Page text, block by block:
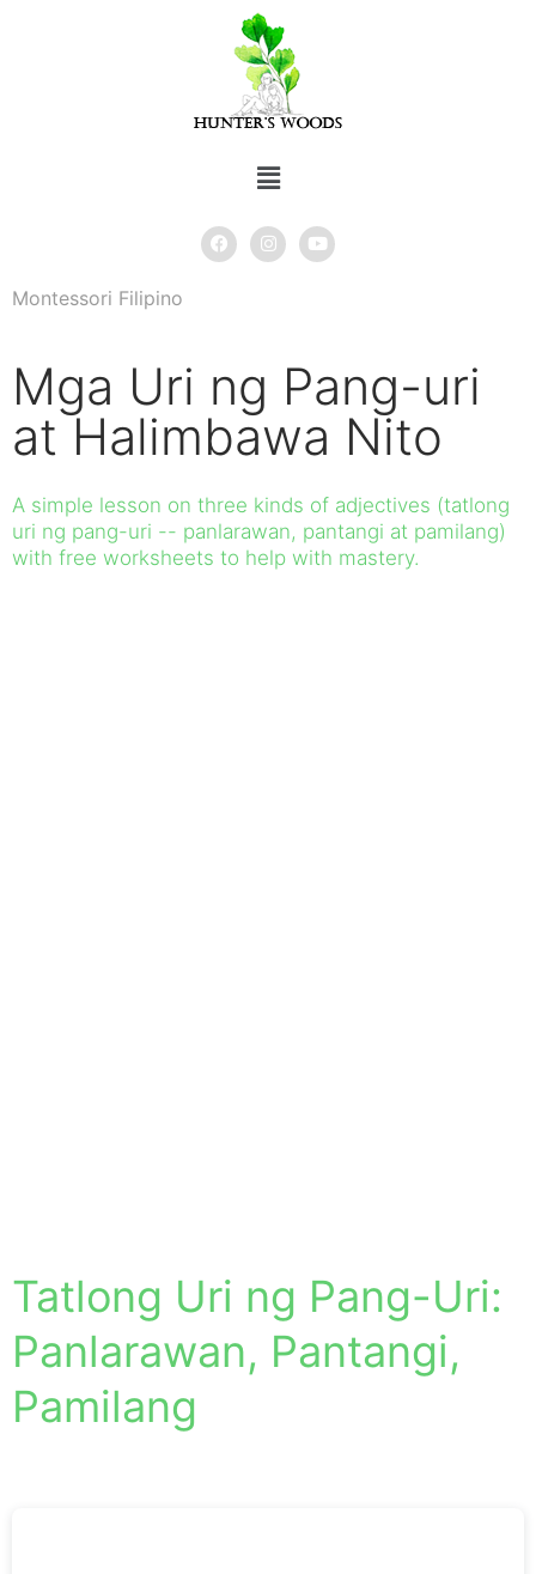
Montessori Filipino
Mga Uri ng Pang-uri
at Halimbawa Nito
A simple lesson on three kinds of adjectives (tatlong
uri ng pang-uri -- panlarawan, pantangi at pamilang)
with free worksheets to help with mastery.
Tatlong Uri ng Pang-Uri:
Panlarawan, Pantangi,
Pamilang